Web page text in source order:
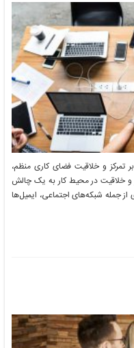
تمرکز و خلاقیت فضای کاری منظم،
و خلاقیت در محیط کار به یک چالش
جمله شبکه‌های اجتماعی، ایمیل‌ها